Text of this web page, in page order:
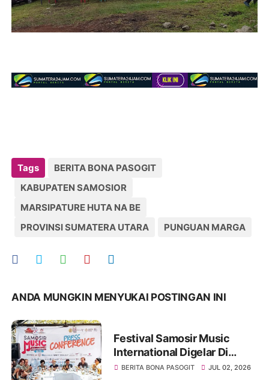
Tags
BERITA BONA PASOGIT
KABUPATEN SAMOSIOR
MARSIPATURE HUTA NA BE
PROVINSI SUMATERA UTARA
PUNGUAN MARGA
ANDA MUNGKIN MENYUKAI POSTINGAN INI
Festival Samosir Music
International Digelar Di
Tuktuk Siadong Dan Menjadi
BERITA BONA PASOGIT JUL 02, 2026